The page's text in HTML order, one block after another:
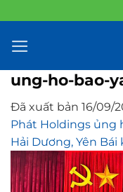
đến
nội
ung-ho-bao-
Đã xuất bản 16/09/
Phát Holdings ủng
Hải Dương, Yên